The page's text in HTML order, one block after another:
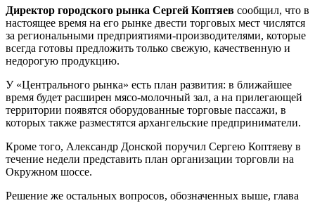
Директор городского рынка Сергей Коптяев сообщил, что в
настоящее время на его рынке двести торговых мест числятся
за региональными предприятиями-производителями, которые
всегда готовы предложить только свежую, качественную и
недорогую продукцию.
У «Центрального рынка» есть план развития: в ближайшее
время будет расширен мясо-молочный зал, а на прилегающей
территории появятся оборудованные торговые пассажи, в
которых также разместятся архангельские предприниматели.
Кроме того, Александр Донской поручил Сергею Коптяеву в
течение недели представить план организации торговли на
Окружном шоссе.
Решение же остальных вопросов, обозначенных выше, глава